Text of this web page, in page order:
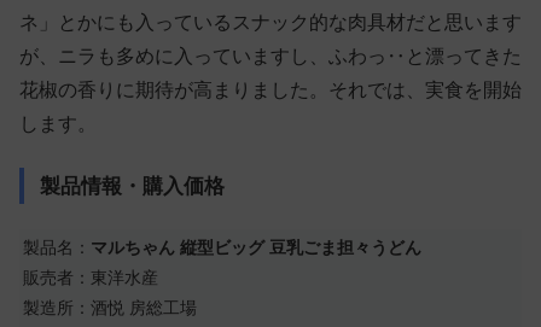
ネ」とかにも入っているスナック的な肉具材だと思います
が、ニラも多めに入っていますし、ふわっ‥と漂ってきた
花椒の香りに期待が高まりました。それでは、実食を開始
します。
製品情報・購入価格
製品名： マルちゃん 縦型ビッグ 豆乳ごま担々うどん
販売者：東洋水産
製造所：酒悦 房総工場